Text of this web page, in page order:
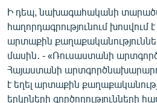
Ի դեպ, նախագահականի
հաղորդագրությունում խոսվում
արտաքին
մասին․ - «Ռուսաստանի
Հայաստանի
է եղել արտաքին
երկրների գործողությունների